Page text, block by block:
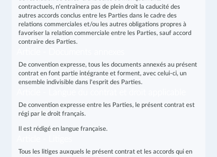
contractuels, n'entraînera pas de plein droit la caducité des
autres accords conclus entre les Parties dans le cadre des
relations commerciales et/ou les autres obligations propres à
favoriser la relation commerciale entre les Parties, sauf accord
contraire des Parties.
De convention expresse, tous les documents annexés au présent
contrat en font partie intégrante et forment, avec celui-ci, un
ensemble indivisible dans l'esprit des Parties.
De convention expresse entre les Parties, le présent contrat est
régi par le droit français.
Il est rédigé en langue française.
Tous les litiges auxquels le présent contrat et les accords qui en